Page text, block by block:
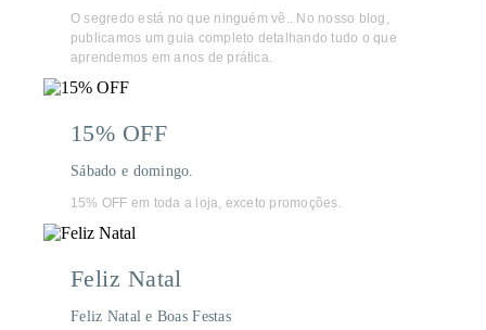
O segredo está no que ninguém vê.. No nosso blog,
publicamos um guia completo detalhando tudo o que
aprendemos em anos de prática.
15% OFF
Sábado e domingo.
15% OFF em toda a loja, exceto promoções.
Feliz Natal
Feliz Natal e Boas Festas